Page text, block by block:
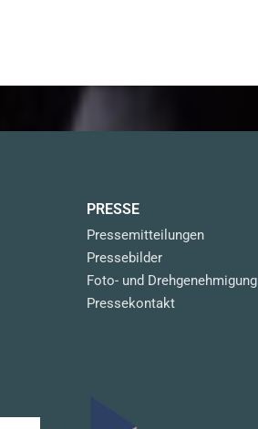
PRESSE
Pressemitteilungen
Pressebilder
Foto- und Drehgenehmigung
Pressekontakt